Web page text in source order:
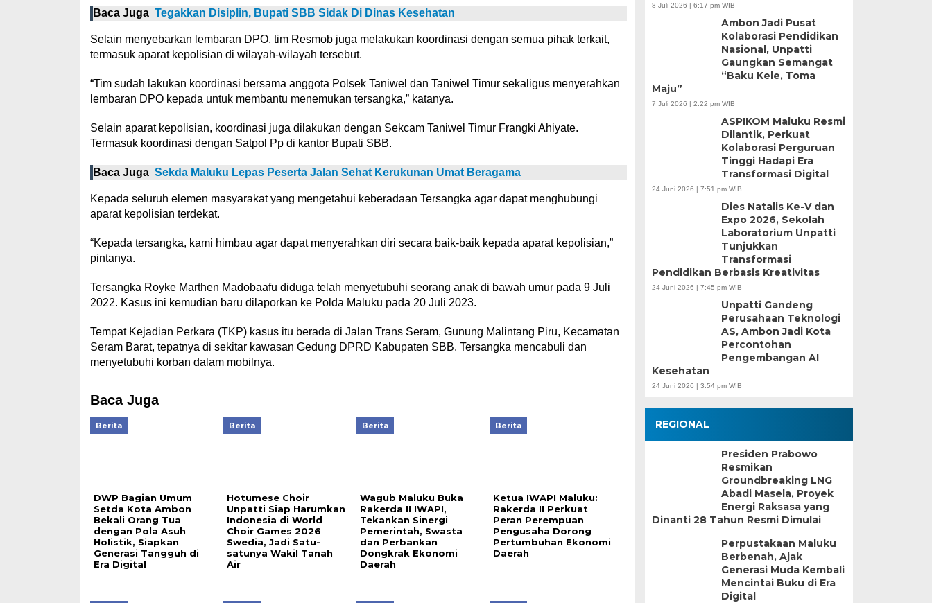
Baca Juga Tegakkan Disiplin, Bupati SBB Sidak Di Dinas Kesehatan
Selain menyebarkan lembaran DPO, tim Resmob juga melakukan koordinasi dengan semua pihak terkait,
termasuk aparat kepolisian di wilayah-wilayah tersebut.
“Tim sudah lakukan koordinasi bersama anggota Polsek Taniwel dan Taniwel Timur sekaligus menyerahkan
lembaran DPO kepada untuk membantu menemukan tersangka,” katanya.
Selain aparat kepolisian, koordinasi juga dilakukan dengan Sekcam Taniwel Timur Frangki Ahiyate.
Termasuk koordinasi dengan Satpol Pp di kantor Bupati SBB.
Baca Juga Sekda Maluku Lepas Peserta Jalan Sehat Kerukunan Umat Beragama
Kepada seluruh elemen masyarakat yang mengetahui keberadaan Tersangka agar dapat menghubungi
aparat kepolisian terdekat.
“Kepada tersangka, kami himbau agar dapat menyerahkan diri secara baik-baik kepada aparat kepolisian,”
pintanya.
Tersangka Royke Marthen Madobaafu diduga telah menyetubuhi seorang anak di bawah umur pada 9 Juli
2022. Kasus ini kemudian baru dilaporkan ke Polda Maluku pada 20 Juli 2023.
Tempat Kejadian Perkara (TKP) kasus itu berada di Jalan Trans Seram, Gunung Malintang Piru, Kecamatan
Seram Barat, tepatnya di sekitar kawasan Gedung DPRD Kabupaten SBB. Tersangka mencabuli dan
menyetubuhi korban dalam mobilnya.
Baca Juga
Berita
DWP Bagian Umum
Setda Kota Ambon
Bekali Orang Tua
dengan Pola Asuh
Holistik, Siapkan
Generasi Tangguh di
Era Digital
Berita
Hotumese Choir
Unpatti Siap Harumkan
Indonesia di World
Choir Games 2026
Swedia, Jadi Satu-
satunya Wakil Tanah
Air
Berita
Wagub Maluku Buka
Rakerda II IWAPI,
Tekankan Sinergi
Pemerintah, Swasta
dan Perbankan
Dongkrak Ekonomi
Daerah
Berita
Ketua IWAPI Maluku:
Rakerda II Perkuat
Peran Perempuan
Pengusaha Dorong
Pertumbuhan Ekonomi
Daerah
8 Juli 2026 | 6:17 pm WIB
Ambon Jadi Pusat
Kolaborasi Pendidikan
Nasional, Unpatti
Gaungkan Semangat
“Baku Kele, Toma
Maju”
7 Juli 2026 | 2:22 pm WIB
ASPIKOM Maluku Resmi
Dilantik, Perkuat
Kolaborasi Perguruan
Tinggi Hadapi Era
Transformasi Digital
24 Juni 2026 | 7:51 pm WIB
Dies Natalis Ke-V dan
Expo 2026, Sekolah
Laboratorium Unpatti
Tunjukkan
Transformasi
Pendidikan Berbasis Kreativitas
24 Juni 2026 | 7:45 pm WIB
Unpatti Gandeng
Perusahaan Teknologi
AS, Ambon Jadi Kota
Percontohan
Pengembangan AI
Kesehatan
24 Juni 2026 | 3:54 pm WIB
REGIONAL
Presiden Prabowo
Resmikan
Groundbreaking LNG
Abadi Masela, Proyek
Energi Raksasa yang
Dinanti 28 Tahun Resmi Dimulai
Perpustakaan Maluku
Berbenah, Ajak
Generasi Muda Kembali
Mencintai Buku di Era
Digital